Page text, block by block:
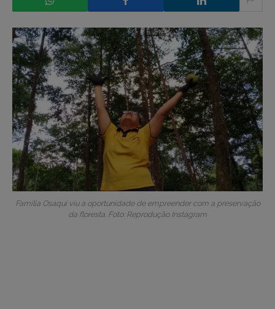
Família Osaqui viu a oportunidade de empreender com a preservação
da floresta. Foto: Reprodução Instagram